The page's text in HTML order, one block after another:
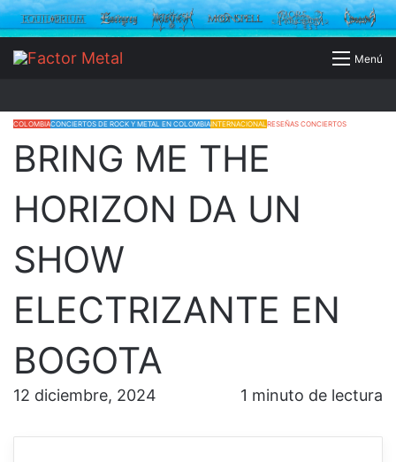
Menú
Buscar
COLOMBIACONCIERTOS DE ROCK Y METAL EN COLOMBIAINTERNACIONAL RESEÑAS CONCIERTOS
BRING ME THE
HORIZON DA UN
SHOW
ELECTRIZANTE EN
BOGOTA
12 diciembre, 2024 1 minuto de lectura